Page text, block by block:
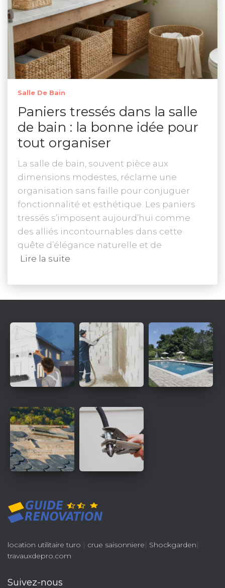
Salle De Bain
Paniers tressés dans la salle
de bain : la bonne idée pour
tout organiser
La salle de bain, souvent pièce aux
dimensions modestes, réclame une
organisation sans faille pour conjuguer
fonctionnalité et esthétique. Les paniers
tressés s’imposent aujourd’hui comme
des alliés incontournables dans cette
quête d’élégance naturelle et de
Lire la suite
location utilitaire turo | crue saisonniere| Shockgarden|
travauxdepro.com
Suivez-nous